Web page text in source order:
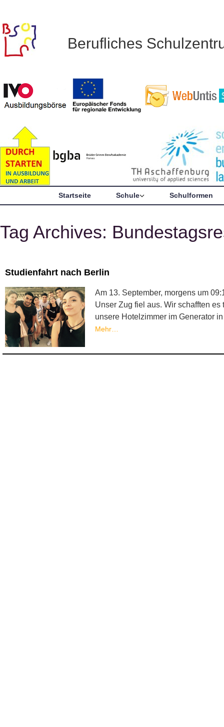
Berufliches
Startseite Schule Schulformen
Tag Archives:
Studienfahrt nach Berlin
Am 13. September, morgens um
Unser Zug fiel aus. Wir schafften
unsere Hotelzimmer im Generator
Mehr…